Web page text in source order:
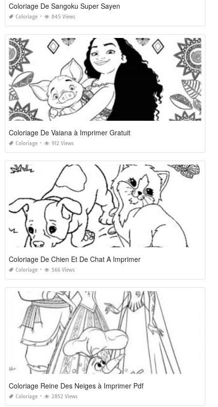
Coloriage De Sangoku Super Sayen
Coloriage 845 Views
Coloriage De Vaiana à Imprimer Gratuit
Coloriage 912 Views
Coloriage De Chien Et De Chat A Imprimer
Coloriage 566 Views
Coloriage Reine Des Neiges à Imprimer Pdf
Coloriage 2852 Views